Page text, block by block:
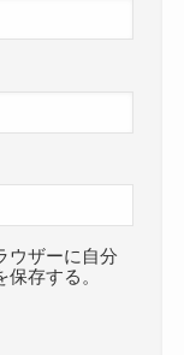
ウザーに自分
存する。